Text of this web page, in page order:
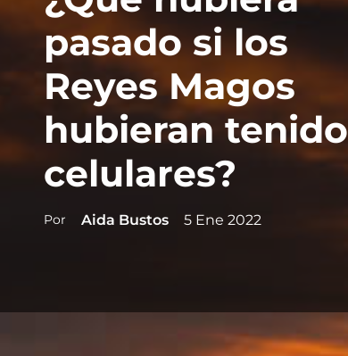
pasado si los
Reyes Magos
hubieran tenido
celulares?
Por Aida Bustos 5 Ene 2022